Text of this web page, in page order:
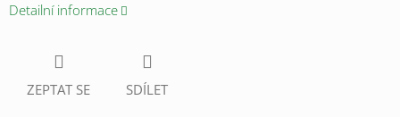
Detailní informace
ZEPTAT SE SDÍLET